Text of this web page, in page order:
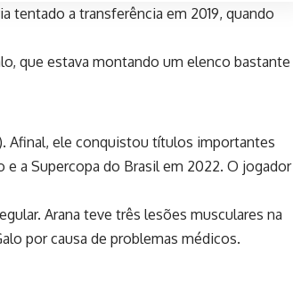
tentado a transferência em 2019, quando
que estava montando um elenco bastante
Afinal, ele conquistou títulos importantes
a Supercopa do Brasil em 2022. O jogador
Arana teve três lesões musculares na
por causa de problemas médicos.